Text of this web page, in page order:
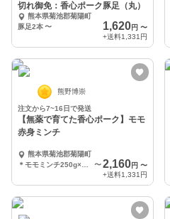
切れ御免：香心ポーク豚足（丸）
熊本県菊池郡菊陽町
豚足2本〜 1,620円 〜
+送料1,331円
熊野博崇
注文から7~16日で発送
【無薬で育てた香心ポーク】モモ
赤身ミンチ
熊本県菊池郡菊陽町
〜 2,160円 〜
+送料1,331円